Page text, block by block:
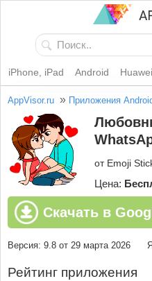
iPhone, iPad Android Huawei
AppVisor.ru » Приложения
от Emoji
Цена:
Скачать в
Версия: 9.8 от 29 марта 2026
Рейтинг приложения